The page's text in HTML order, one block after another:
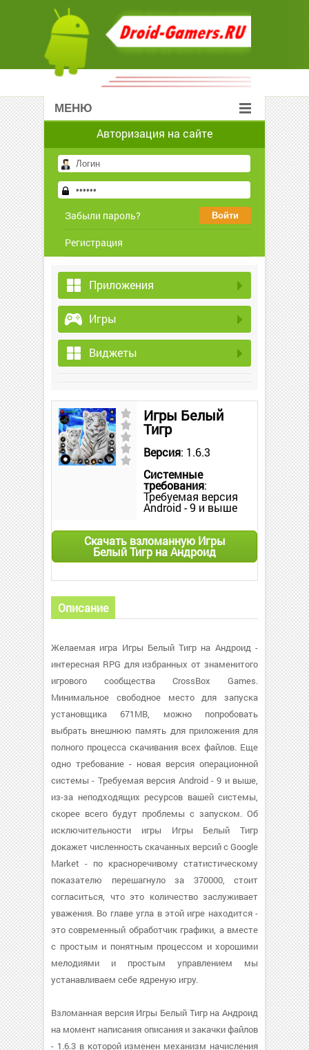
МЕНЮ
Авторизация на сайте
Забыли пароль?
Регистрация
Приложения
Игры
Виджеты
Игры Белый
Тигр
Версия: 1.6.3
Системные
требования:
Требуемая версия
Android - 9 и выше
Скачать взломанную Игры
Белый Тигр на Андроид
Описание
Желаемая игра Игры Белый Тигр на Андроид -
интересная RPG для избранных от знаменитого
игрового сообщества CrossBox Games.
Минимальное свободное место для запуска
установщика 671MB, можно попробовать
выбрать внешнюю память для приложения для
полного процесса скачивания всех файлов. Еще
одно требование - новая версия операционной
системы - Требуемая версия Android - 9 и выше,
из-за неподходящих ресурсов вашей системы,
скорее всего будут проблемы с запуском. Об
исключительности игры Игры Белый Тигр
докажет численность скачанных версий с Google
Market - по красноречивому статистическому
показателю перешагнуло за 370000, стоит
согласиться, что это количество заслуживает
уважения. Во главе угла в этой игре находится -
это современный обработчик графики, а вместе
с простым и понятным процессом и хорошими
мелодиями и простым управлением мы
устанавливаем себе ядреную игру.
Взломанная версия Игры Белый Тигр на Андроид
на момент написания описания и закачки файлов
- 1.6.3 в которой изменен механизм начисления